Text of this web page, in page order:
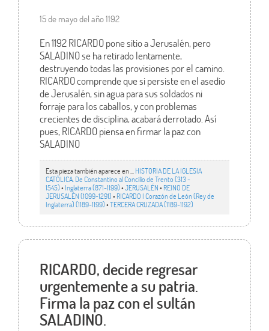
15 de mayo del año 1192
En 1192 RICARDO pone sitio a Jerusalén, pero
SALADINO se ha retirado lentamente,
destruyendo todas las provisiones por el camino.
RICARDO comprende que si persiste en el asedio
de Jerusalén, sin agua para sus soldados ni
forraje para los caballos, y con problemas
crecientes de disciplina, acabará derrotado. Así
pues, RICARDO piensa en firmar la paz con
SALADINO
Esta pieza también aparece en ... HISTORIA DE LA IGLESIA
CATÓLICA. De Constantino al Concilio de Trento (313 -
1545)• Inglaterra (871-1199)•JERUSALÉN• REINO DE
JERUSALÉN (1099-1291)• RICARDO I Corazón de León (Rey de
Inglaterra) (1189-1199)•TERCERA CRUZADA (1189-1192)
RICARDO, decide regresar
urgentemente a su patria.
Firma la paz con el sultán
SALADINO.